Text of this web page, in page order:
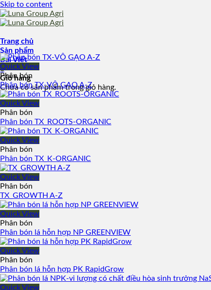
Skip to content
Trang chủ
Sản phẩm
Bài Viết
0
Giỏ hàng
Chưa có sản phẩm trong giỏ hàng.
Quick View
Phân bón
Phân bón TX-VÔ GẠO A-Z
Quick View
Phân bón
Phân bón TX_ROOTS-ORGANIC
Quick View
Phân bón
Phân bón TX_K-ORGANIC
Quick View
Phân bón
TX_GROWTH A-Z
Quick View
Phân bón
Phân bón lá hỗn hợp NP GREENVIEW
Quick View
Phân bón
Phân bón lá hỗn hợp PK RapidGrow
Quick View